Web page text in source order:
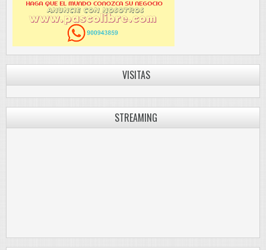
VISITAS
STREAMING